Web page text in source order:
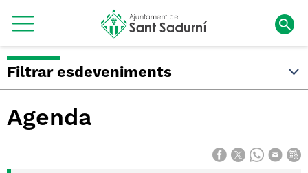
Filtrar esdeveniments
Agenda